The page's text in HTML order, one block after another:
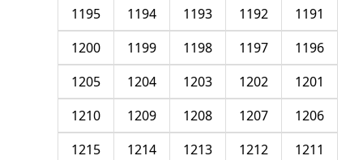
1191
1192
1193
1194
1195
1196
1197
1198
1199
1200
1201
1202
1203
1204
1205
1206
1207
1208
1209
1210
1211
1212
1213
1214
1215